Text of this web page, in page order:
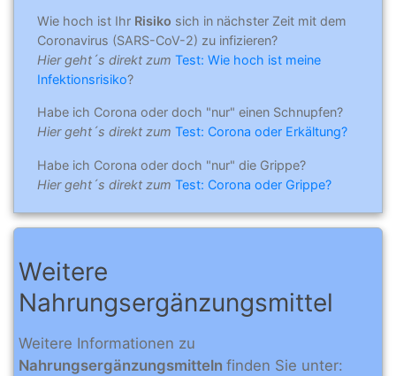
Wie hoch ist Ihr Risiko sich in nächster Zeit mit dem
Coronavirus (SARS-CoV-2) zu infizieren?
Hier geht´s direkt zum Test: Wie hoch ist meine
Infektionsrisiko?
Habe ich Corona oder doch "nur" einen Schnupfen?
Hier geht´s direkt zum Test: Corona oder Erkältung?
Habe ich Corona oder doch "nur" die Grippe?
Hier geht´s direkt zum Test: Corona oder Grippe?
Weitere
Nahrungsergänzungsmittel
Weitere Informationen zu
Nahrungsergänzungsmitteln finden Sie unter: